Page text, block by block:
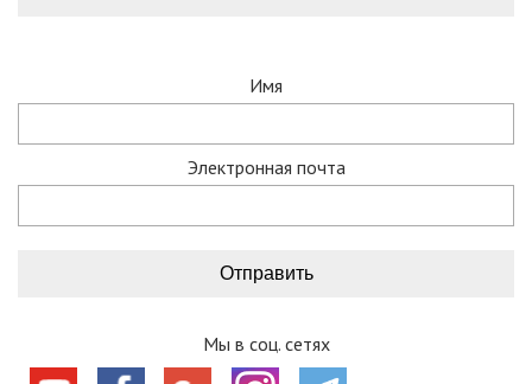
Имя
Электронная почта
Мы в соц. сетях